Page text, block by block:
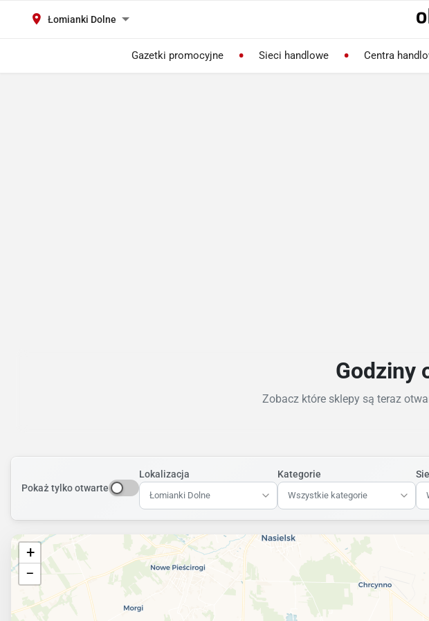
Łomianki Dolne
Gazetki promocyjne Sieci handlowe Centra
Godziny
Zobacz które sklepy są teraz
Pokaż tylko otwarte
Lokalizacja
Łomianki Dolne
Kategorie
Wszystkie kategorie
+
−